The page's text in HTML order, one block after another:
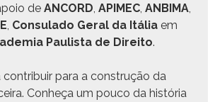
de ANCORD, APIMEC, ANBIMA,
, Con­sula­do Ger­al da Itália em
Paulista de Dire­ito.
con­tribuir para a con­strução da
Con­heça um pouco da história